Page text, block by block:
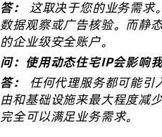
答：
这取决于您的业务需求。
数据观察或广告核验。而静
的企业级安全账户。
问：使用动态住宅IP会影响
答：
任何代理服务都可能引
由和基础设施来最大程度减
完全可以满足业务需求。